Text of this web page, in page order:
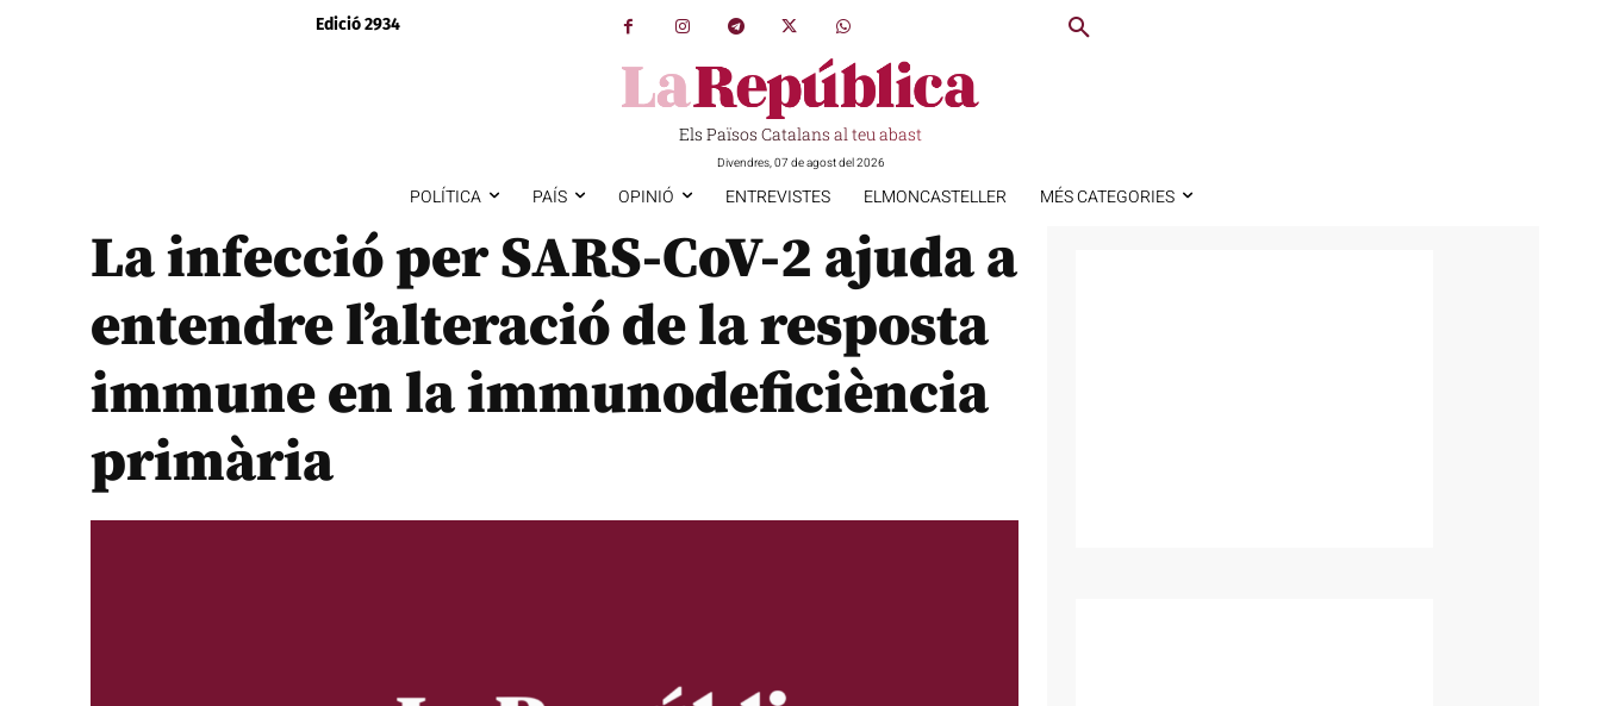
Edició 2934
Els Països Catalans al teu abast
Divendres, 07 de agost del 2026
POLÍTICA PAÍS OPINIÓ ENTREVISTES ELMONCASTELLER MÉS CATEGORIES
La infecció per SARS-CoV-2 ajuda a
entendre l’alteració de la resposta
immune en la immunodeficiència
primària